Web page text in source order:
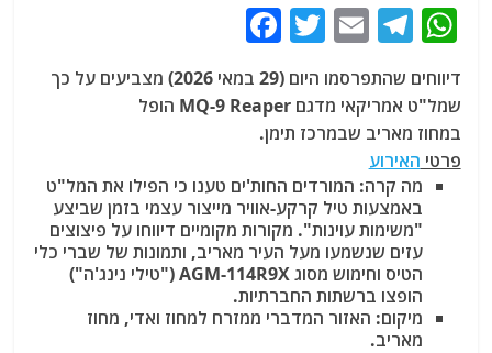
W
at
s
A
p
p
T
e
g
ra
m
E
ai
l
T
w
itt
er
c
o
o
k
דיווחים שהתפרסמו היום (29 במאי 2026) מצביעים על כך
שמל"ט אמריקאי מדגם MQ-9 Reaper הופל
במחוז מאריב שבמרכז תימן.
פרטי האירוע
מה קרה: המורדים החות'ים טענו כי הפילו את המל"ט
באמצעות טיל קרקע-אוויר מייצור עצמי בזמן שביצע
"משימות עוינות". מקורות מקומיים דיווחו על פיצוצים
עזים שנשמעו מעל העיר מאריב, ותמונות של שברי כלי
הטיס וחימוש מסוג AGM-114R9X ("טילי נינג'ה")
הופצו ברשתות החברתיות.
מיקום: האזור המדברי ממזרח למחוז ואדי, מחוז
מאריב.